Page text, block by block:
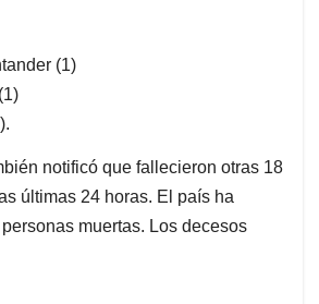
(1)
notificó que fallecieron otras 18
últimas 24 horas. El país ha
muertas. Los decesos